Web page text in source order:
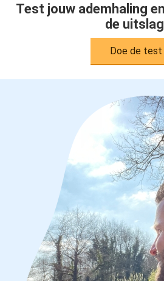
Test jouw ademhaling
de
Doe de test